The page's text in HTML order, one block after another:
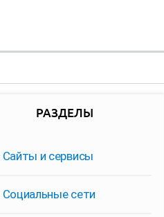
РАЗДЕЛЫ
Сайты и сервисы
Социальные сети